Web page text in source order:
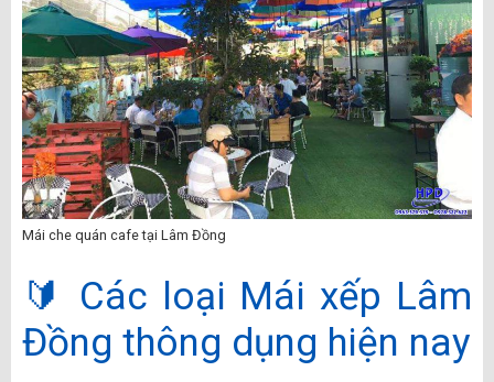
Mái che quán cafe tại Lâm Đồng
🔰 Các loại Mái xếp Lâm
Đồng thông dụng hiện nay